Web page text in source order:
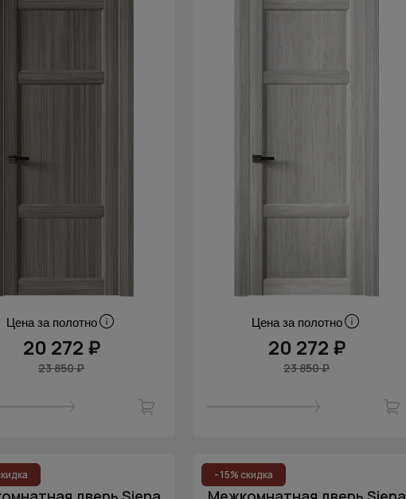
Цена за полотно
20 272 ₽
23 850 ₽
Цена за полотно
20 272 ₽
23 850 ₽
- 15% скидка